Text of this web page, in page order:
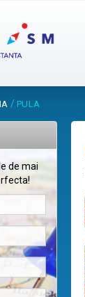
/ PULA
de mai